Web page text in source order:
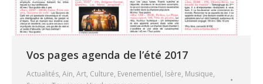
Vos pages agenda de l’été 2017
Actualités, Ain, Art, Culture, Evenementiel, Isère, Musique,